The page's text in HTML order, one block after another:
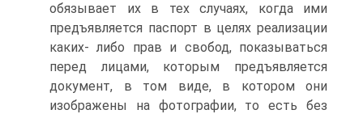
обязывает их в тех случаях, когда ими
предъявляется паспорт в целях реализации
каких- либо прав и свобод, показываться
перед лицами, которым предъявляется
документ, в том виде, в котором они
изображены на фотографии, то есть без